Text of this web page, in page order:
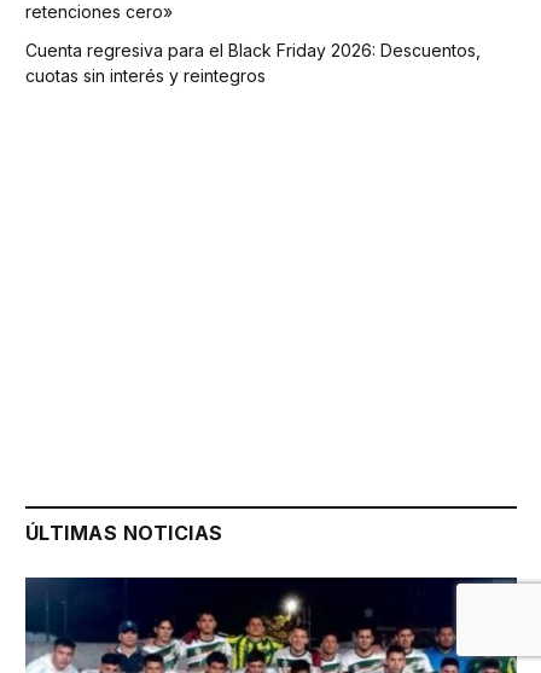
retenciones cero»
Cuenta regresiva para el Black Friday 2026: Descuentos,
cuotas sin interés y reintegros
ÚLTIMAS NOTICIAS